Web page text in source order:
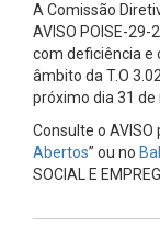
A Comissão
AVISO POISE-
com deficiência e
âmbito da T.O
próximo dia 31 de
Consulte o AVISO
Abertos” ou no
SOCIAL E